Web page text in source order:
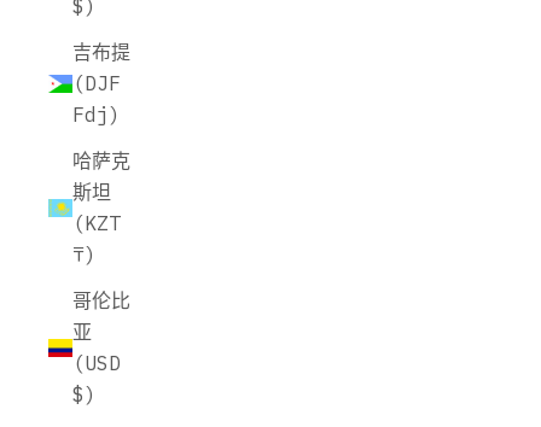
$)
吉布提
(DJF
Fdj)
哈萨克
斯坦
(KZT
₸)
哥伦比
亚
(USD
$)